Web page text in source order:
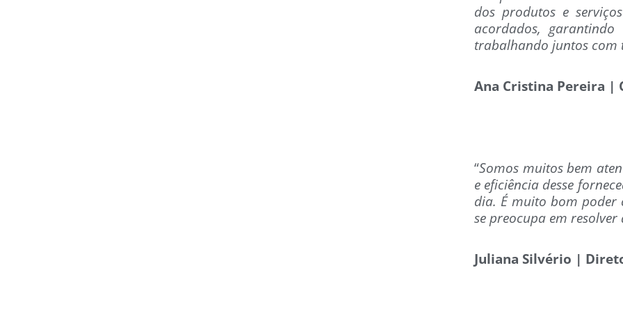
dos produtos e
acordados,
trabalhando juntos com
Ana Cristina Pereira |
“Somos muitos bem
e eficiência desse
dia. É muito bom
se preocupa em
Juliana Silvério |